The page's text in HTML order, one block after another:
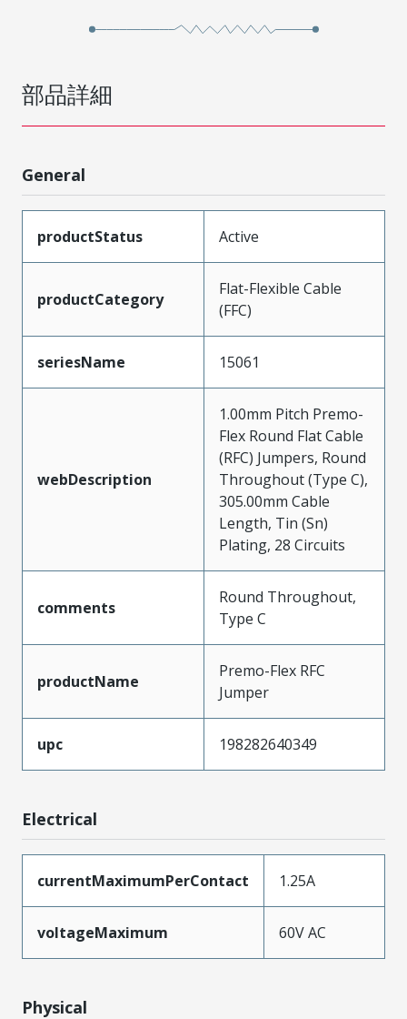
部品詳細
General
productStatus Active
productCategory
Flat-Flexible Cable
(FFC)
seriesName 15061
webDescription
1.00mm Pitch Premo-
Flex Round Flat Cable
(RFC) Jumpers, Round
Throughout (Type C),
305.00mm Cable
Length, Tin (Sn)
Plating, 28 Circuits
comments
Round Throughout,
Type C
productName
Premo-Flex RFC
Jumper
upc 198282640349
Electrical
currentMaximumPerContact 1.25A
voltageMaximum 60V AC
Physical